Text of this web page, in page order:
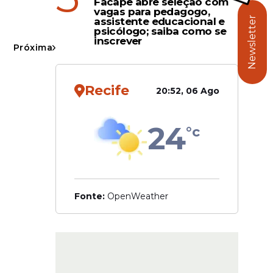
o
Próxima
vagas para pedagogo,
assistente educacional e
psicólogo; saiba como se
inscrever
Recife 20:52, 06 Ago
24°c
Fonte: OpenWeather
Newsletter